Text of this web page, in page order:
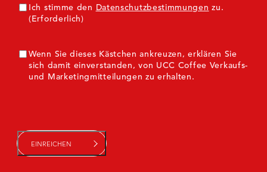
Einverständnis (Erforderlich)
Ich stimme den Datenschutzbestimmungen zu.
(Erforderlich)
ZustimmungMarketing
Wenn Sie dieses Kästchen ankreuzen, erklären Sie
sich damit einverstanden, von UCC Coffee Verkaufs-
und Marketingmitteilungen zu erhalten.